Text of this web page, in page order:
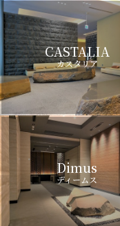
CASTALIA
カスタリア
Dimus
ディームス